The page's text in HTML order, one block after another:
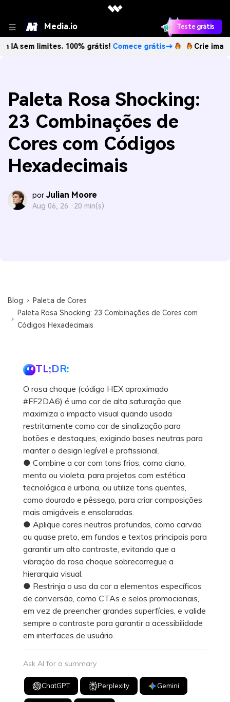
Media.io Teste grátis
limites. 100% grátis!Comece grátis→ Crie imagens com
Paleta Rosa Shocking:
23 Combinações de
Cores com Códigos
Hexadecimais
por Julian Moore
Aug 06, 26 · 20 min(s)
Blog
Paleta de Cores
Paleta Rosa Shocking: 23 Combinações de Cores com
Códigos Hexadecimais
TL;DR:
O rosa choque (código HEX aproximado
#FF2DA6) é uma cor de alta saturação que
maximiza o impacto visual quando usada
restritamente como cor de sinalização para
botões e destaques, exigindo bases neutras para
manter o design legível e profissional.
● Combine a cor com tons frios, como ciano,
menta ou violeta, para projetos com estética
tecnológica e urbana, ou utilize tons quentes,
como dourado e pêssego, para criar composições
mais amigáveis e ensolaradas.
● Aplique cores neutras profundas, como carvão
ou quase preto, em fundos e textos principais para
garantir um alto contraste, evitando que a
vibração do rosa choque sobrecarregue a
hierarquia visual.
● Restrinja o uso da cor a elementos específicos
de conversão, como CTAs e selos promocionais,
em vez de preencher grandes superfícies, e valide
sempre o contraste para garantir a acessibilidade
em interfaces de usuário.
Ask AI for a summary
ChatGPT Perplexity Gemini